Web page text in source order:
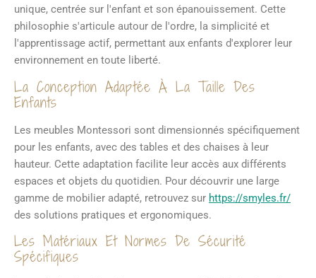
unique, centrée sur l'enfant et son épanouissement. Cette
philosophie s'articule autour de l'ordre, la simplicité et
l'apprentissage actif, permettant aux enfants d'explorer leur
environnement en toute liberté.
La Conception Adaptée À La Taille Des
Enfants
Les meubles Montessori sont dimensionnés spécifiquement
pour les enfants, avec des tables et des chaises à leur
hauteur. Cette adaptation facilite leur accès aux différents
espaces et objets du quotidien. Pour découvrir une large
gamme de mobilier adapté, retrouvez sur https://smyles.fr/
des solutions pratiques et ergonomiques.
Les Matériaux Et Normes De Sécurité
Spécifiques